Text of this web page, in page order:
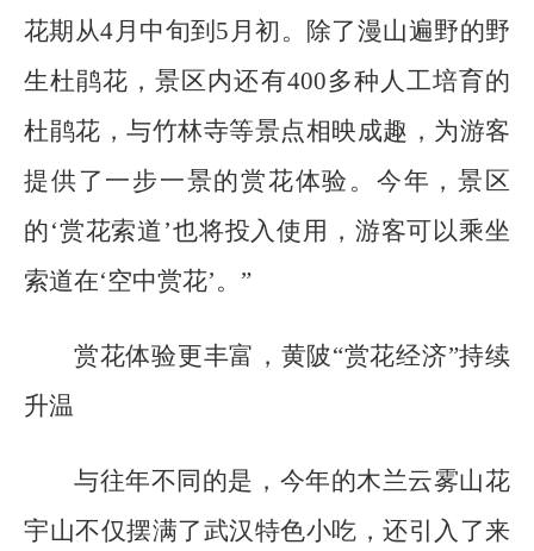
花期从4月中旬到5月初。除了漫山遍野的野
生杜鹃花，景区内还有400多种人工培育的
杜鹃花，与竹林寺等景点相映成趣，为游客
提供了一步一景的赏花体验。今年，景区
的‘赏花索道’也将投入使用，游客可以乘坐
索道在‘空中赏花’。”
赏花体验更丰富，黄陂“赏花经济”持续
升温
与往年不同的是，今年的木兰云雾山花
宇山不仅摆满了武汉特色小吃，还引入了来